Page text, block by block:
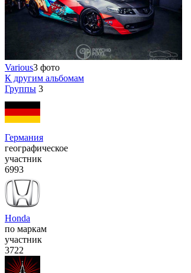
Various3 фото
К другим альбомам
Группы 3
Германия
географическое
участник
6993
Honda
по маркам
участник
3722